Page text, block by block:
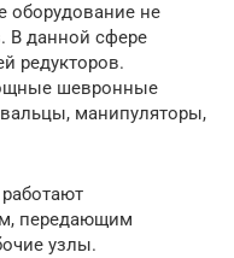
оборудование не
В данной сфере
редукторов.
шевронные
манипуляторы,
передающим
узлы.